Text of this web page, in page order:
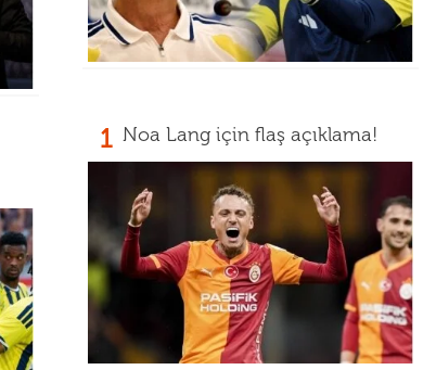
1 Noa Lang için flaş açıklama!